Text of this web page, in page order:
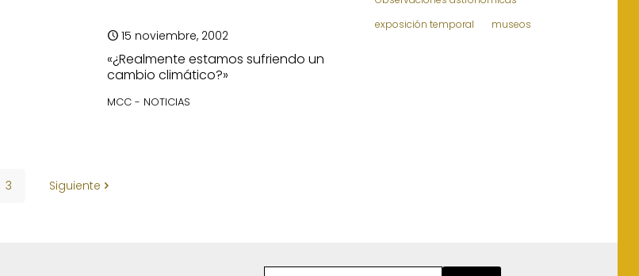
15 noviembre, 2002
«¿Realmente estamos sufriendo un
cambio climático?»
MCC - NOTICIAS
3 Siguiente
exposición temporal
museos